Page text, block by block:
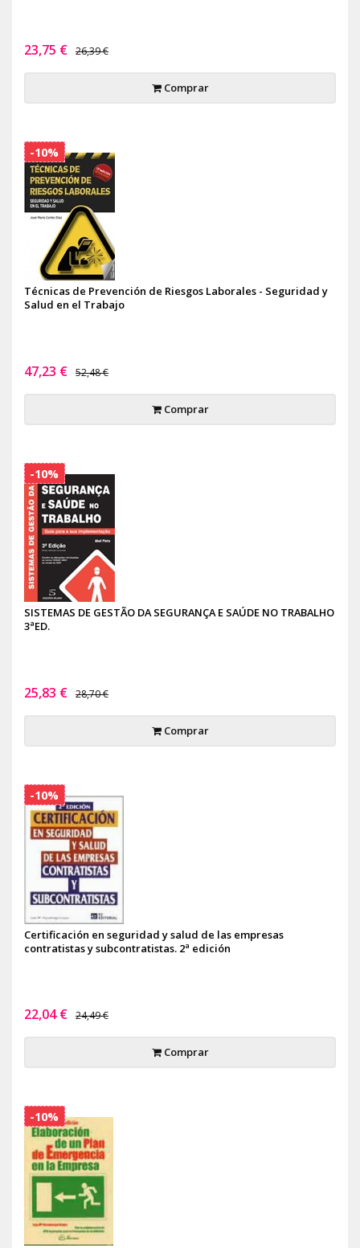
23,75 € 26,39 €
Comprar
Técnicas de Prevención de Riesgos Laborales - Seguridad y
Salud en el Trabajo
47,23 € 52,48 €
Comprar
-10%
SISTEMAS DE GESTÃO DA SEGURANÇA E SAÚDE NO TRABALHO
3ªED.
25,83 € 28,70 €
Comprar
-10%
Certificación en seguridad y salud de las empresas
contratistas y subcontratistas. 2ª edición
22,04 € 24,49 €
Comprar
-10%
-10%